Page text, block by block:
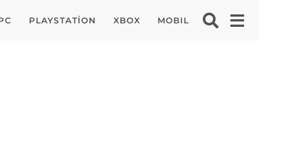
PLAYSTATION XBOX MOBIL